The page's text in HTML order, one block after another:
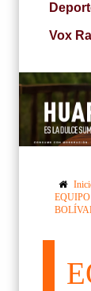
Vox